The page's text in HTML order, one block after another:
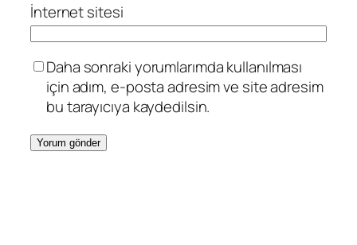
İnternet sitesi
Daha sonraki yorumlarımda kullanılması
için adım, e-posta adresim ve site adresim
bu tarayıcıya kaydedilsin.